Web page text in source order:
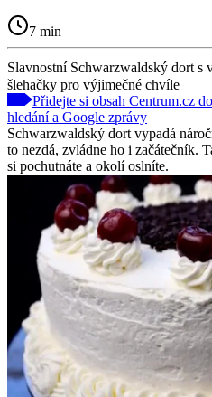
7 min
Slavnostní Schwarzwaldský dort s
šlehačky pro výjimečné chvíle
Přidejte si obsah Centrum.cz
hledání a Google zprávy
Schwarzwaldský dort vypadá
to nezdá, zvládne ho i začátečník.
si pochutnáte a okolí oslníte.